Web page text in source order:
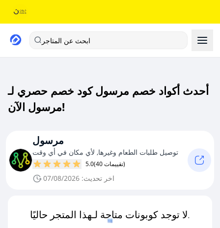
ابحث عن المتاجر
أحدث أكواد خصم مرسول كود خصم حصري لـ
مرسول الآن!
مرسول
توصيل طلبات الطعام وغيرها, لأي مكان في أي وقت
5.0 (40 تقييمات)
اخر تحديث: 07/08/2026
لا توجد كوبونات متاحة لـهذا المتجر حاليًا.